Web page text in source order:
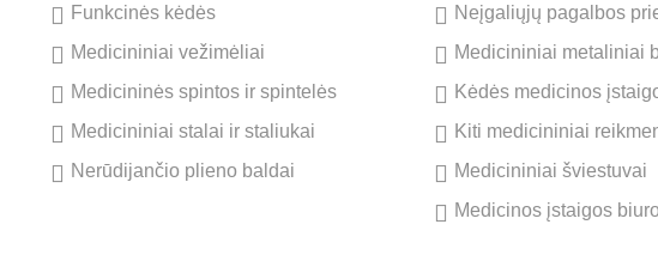
Funkcinės kėdės
Medicininiai vežimėliai
Medicininės spintos ir spintelės
Medicininiai stalai ir staliukai
Nerūdijančio plieno baldai
Neįgaliųjų pagalbos
Medicininiai metaliniai
Kėdės medicinos
Kiti medicininiai
Medicininiai šviestuvai
Medicinos įstaigos